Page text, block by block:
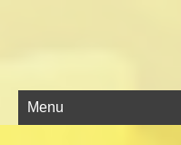
Menu